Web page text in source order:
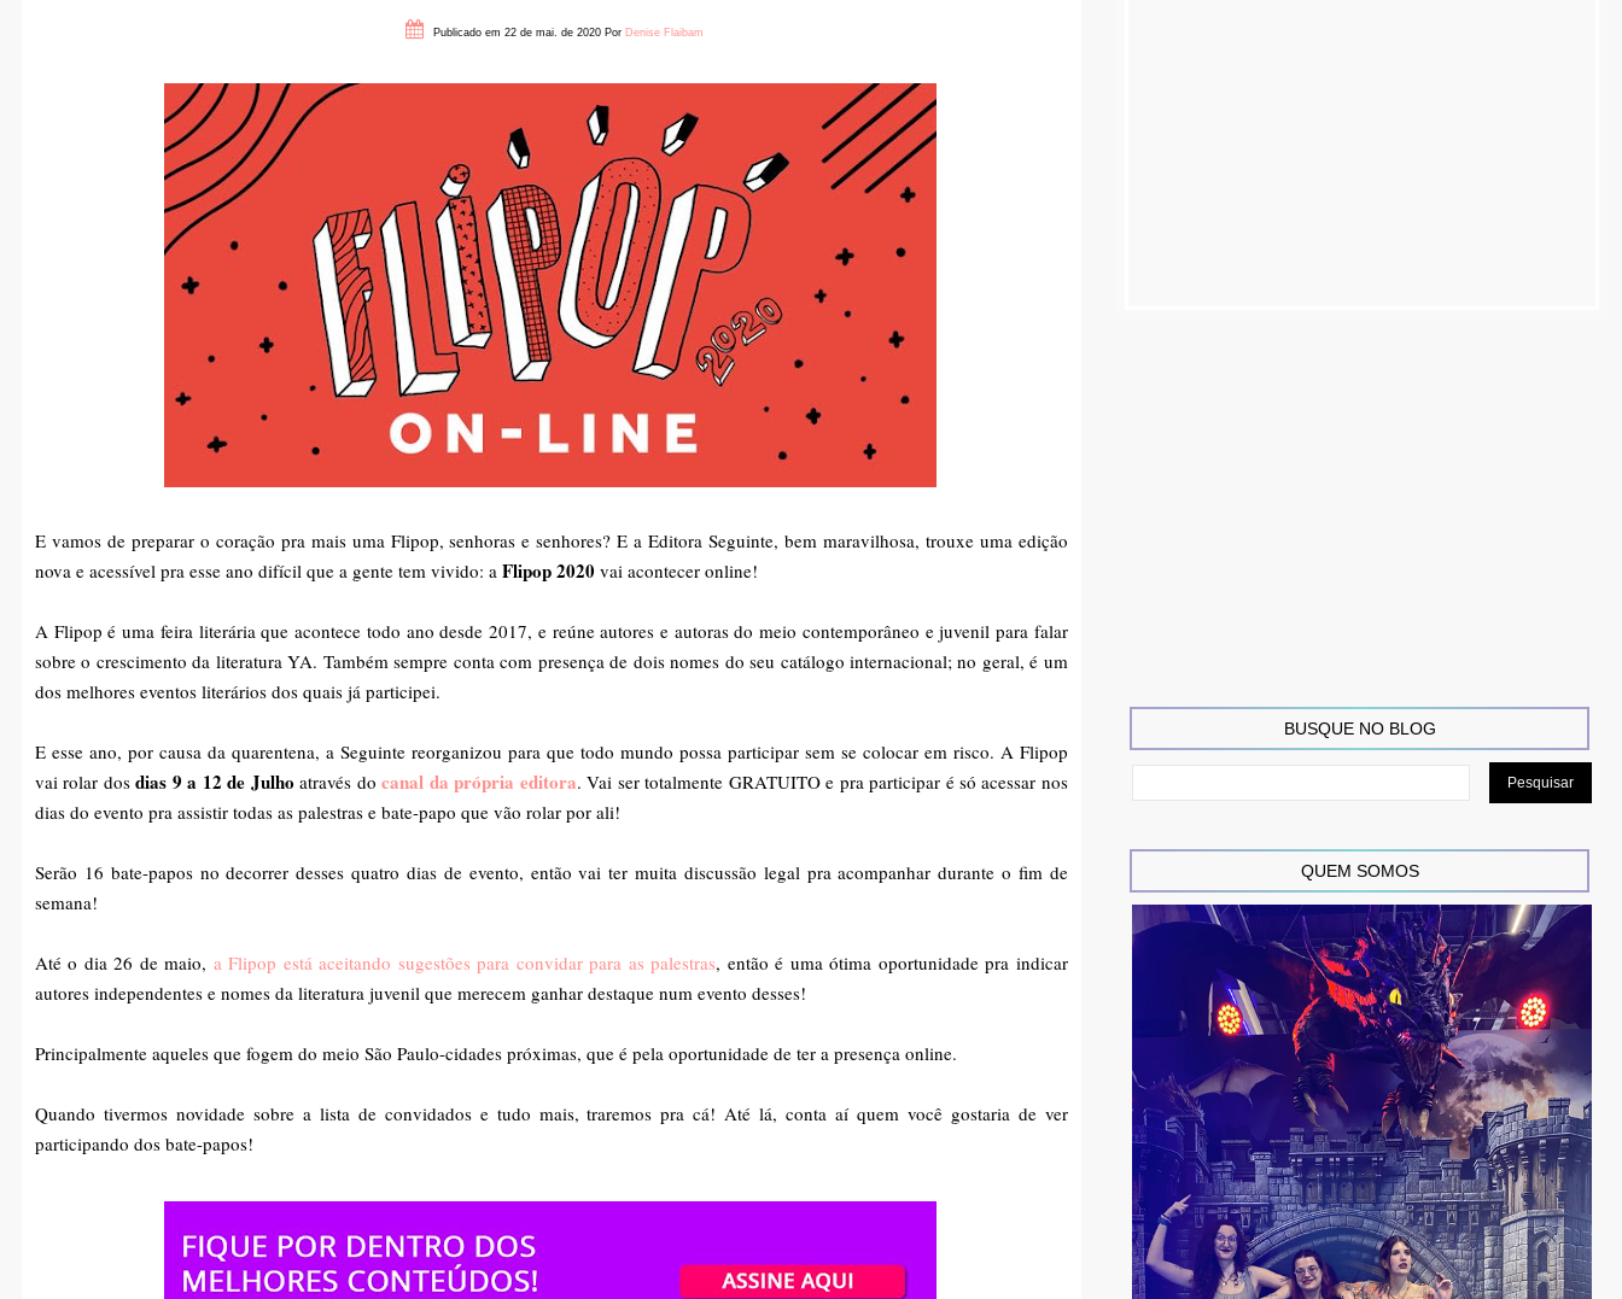
Publicado em 22 de mai. de 2020 Por Denise Flaibam
E vamos de preparar o coração pra mais uma Flipop, senhoras e senhores? E a Editora Seguinte, bem maravilhosa, trouxe uma edição
nova e acessível pra esse ano difícil que a gente tem vivido: a Flipop 2020 vai acontecer online!
A Flipop é uma feira literária que acontece todo ano desde 2017, e reúne autores e autoras do meio contemporâneo e juvenil para falar
sobre o crescimento da literatura YA. Também sempre conta com presença de dois nomes do seu catálogo internacional; no geral, é um
dos melhores eventos literários dos quais já participei.
E esse ano, por causa da quarentena, a Seguinte reorganizou para que todo mundo possa participar sem se colocar em risco. A Flipop
vai rolar dosdias 9 a 12 de Julho através docanal da própria editora. Vai ser totalmente GRATUITO e pra participar é só acessar nos
dias do evento pra assistir todas as palestras e bate-papo que vão rolar por ali!
Serão 16 bate-papos no decorrer desses quatro dias de evento, então vai ter muita discussão legal pra acompanhar durante o fim de
semana!
Até o dia 26 de maio, a Flipop está aceitando sugestões para convidar para as palestras, então é uma ótima oportunidade pra indicar
autores independentes e nomes da literatura juvenil que merecem ganhar destaque num evento desses!
Principalmente aqueles que fogem do meio São Paulo-cidades próximas, que é pela oportunidade de ter a presença online.
Quando tivermos novidade sobre a lista de convidados e tudo mais, traremos pra cá! Até lá, conta aí quem você gostaria de ver
participando dos bate-papos!
BUSQUE NO BLOG
QUEM SOMOS